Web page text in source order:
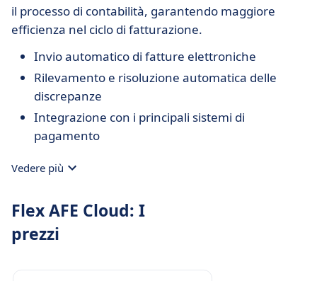
il processo di contabilità, garantendo maggiore
efficienza nel ciclo di fatturazione.
Invio automatico di fatture elettroniche
Rilevamento e risoluzione automatica delle
discrepanze
Integrazione con i principali sistemi di
pagamento
Vedere più
Flex AFE Cloud: I
prezzi